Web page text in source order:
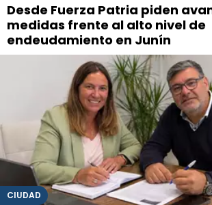
Desde Fuerza Patria piden
medidas frente al alto nivel de
endeudamiento en Junín
CIUDAD